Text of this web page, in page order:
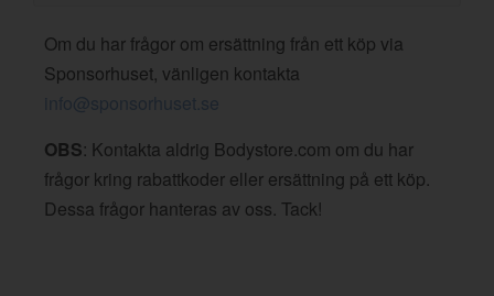
Om du har frågor om ersättning från ett köp via
Sponsorhuset, vänligen kontakta
info@sponsorhuset.se
OBS: Kontakta aldrig Bodystore.com om du har
frågor kring rabattkoder eller ersättning på ett köp.
Dessa frågor hanteras av oss. Tack!